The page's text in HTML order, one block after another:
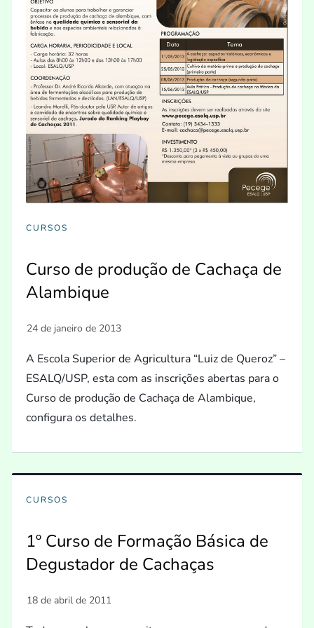
CURSOS
Curso de produção de Cachaça de
Alambique
A Escola Superior de Agricultura “Luiz de Queroz” –
ESALQ/USP, esta com as inscrições abertas para o
Curso de produção de Cachaça de Alambique,
configura os detalhes.
CURSOS
1º Curso de Formação Básica de
Degustador de Cachaças